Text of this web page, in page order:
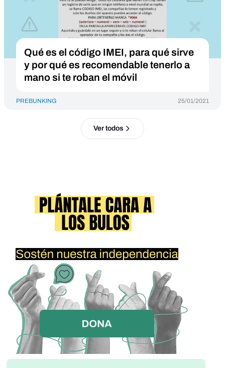
Qué es el código IMEI, para qué sirve
y por qué es recomendable tenerlo a
mano si te roban el móvil
PREBUNKING 25/01/2021
Ver todos